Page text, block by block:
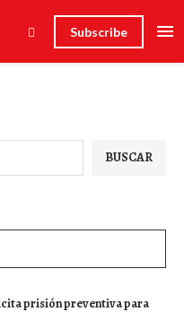
Subscribe
BUSCAR
prisión preventiva para